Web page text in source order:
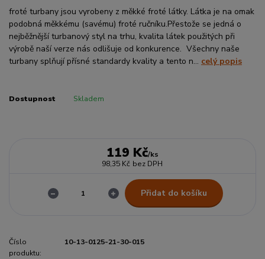
froté turbany jsou vyrobeny z měkké froté látky. Látka je na omak
podobná měkkému (savému) froté ručníku.Přestože se jedná o
nejběžnější turbanový styl na trhu, kvalita látek použitých při
výrobě naší verze nás odlišuje od konkurence. Všechny naše
turbany splňují přísné standardy kvality a tento n... celý popis
Dostupnost Skladem
119 Kč/ks
98,35 Kč bez DPH
Přidat do košíku
Číslo
produktu:
10-13-0125-21-30-015